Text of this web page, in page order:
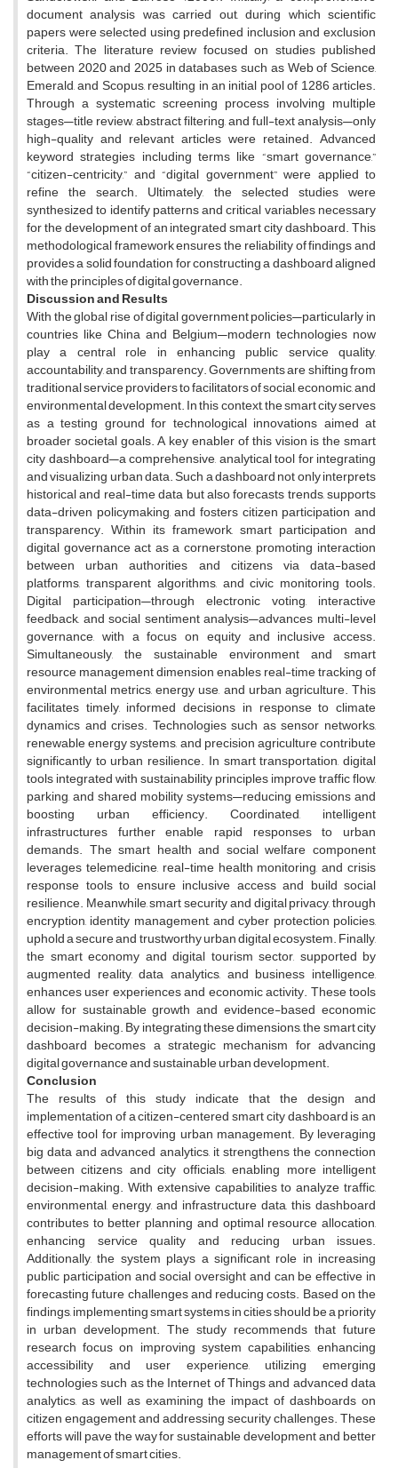
document analysis was carried out, during which scientific
papers were selected using predefined inclusion and exclusion
criteria. The literature review focused on studies published
between 2020 and 2025 in databases such as Web of Science,
Emerald, and Scopus, resulting in an initial pool of 1286 articles.
Through a systematic screening process involving multiple
stages—title review, abstract filtering, and full-text analysis—only
high-quality and relevant articles were retained. Advanced
keyword strategies including terms like “smart governance,”
“citizen-centricity,” and “digital government” were applied to
refine the search. Ultimately, the selected studies were
synthesized to identify patterns and critical variables necessary
for the development of an integrated smart city dashboard. This
methodological framework ensures the reliability of findings and
provides a solid foundation for constructing a dashboard aligned
with the principles of digital governance.
Discussion and Results
With the global rise of digital government policies—particularly in
countries like China and Belgium—modern technologies now
play a central role in enhancing public service quality,
accountability, and transparency. Governments are shifting from
traditional service providers to facilitators of social, economic, and
environmental development. In this context, the smart city serves
as a testing ground for technological innovations aimed at
broader societal goals. A key enabler of this vision is the smart
city dashboard—a comprehensive, analytical tool for integrating
and visualizing urban data. Such a dashboard not only interprets
historical and real-time data but also forecasts trends, supports
data-driven policymaking, and fosters citizen participation and
transparency. Within its framework, smart participation and
digital governance act as a cornerstone, promoting interaction
between urban authorities and citizens via data-based
platforms, transparent algorithms, and civic monitoring tools.
Digital participation—through electronic voting, interactive
feedback, and social sentiment analysis—advances multi-level
governance, with a focus on equity and inclusive access.
Simultaneously, the sustainable environment and smart
resource management dimension enables real-time tracking of
environmental metrics, energy use, and urban agriculture. This
facilitates timely, informed decisions in response to climate
dynamics and crises. Technologies such as sensor networks,
renewable energy systems, and precision agriculture contribute
significantly to urban resilience. In smart transportation, digital
tools integrated with sustainability principles improve traffic flow,
parking, and shared mobility systems—reducing emissions and
boosting urban efficiency. Coordinated, intelligent
infrastructures further enable rapid responses to urban
demands. The smart health and social welfare component
leverages telemedicine, real-time health monitoring, and crisis
response tools to ensure inclusive access and build social
resilience. Meanwhile, smart security and digital privacy, through
encryption, identity management, and cyber protection policies,
uphold a secure and trustworthy urban digital ecosystem. Finally,
the smart economy and digital tourism sector, supported by
augmented reality, data analytics, and business intelligence,
enhances user experiences and economic activity. These tools
allow for sustainable growth and evidence-based economic
decision-making. By integrating these dimensions, the smart city
dashboard becomes a strategic mechanism for advancing
digital governance and sustainable urban development.
Conclusion
The results of this study indicate that the design and
implementation of a citizen-centered smart city dashboard is an
effective tool for improving urban management. By leveraging
big data and advanced analytics, it strengthens the connection
between citizens and city officials, enabling more intelligent
decision-making. With extensive capabilities to analyze traffic,
environmental, energy, and infrastructure data, this dashboard
contributes to better planning and optimal resource allocation,
enhancing service quality and reducing urban issues.
Additionally, the system plays a significant role in increasing
public participation and social oversight and can be effective in
forecasting future challenges and reducing costs. Based on the
findings, implementing smart systems in cities should be a priority
in urban development. The study recommends that future
research focus on improving system capabilities, enhancing
accessibility and user experience, utilizing emerging
technologies such as the Internet of Things and advanced data
analytics, as well as examining the impact of dashboards on
citizen engagement and addressing security challenges. These
efforts will pave the way for sustainable development and better
management of smart cities.